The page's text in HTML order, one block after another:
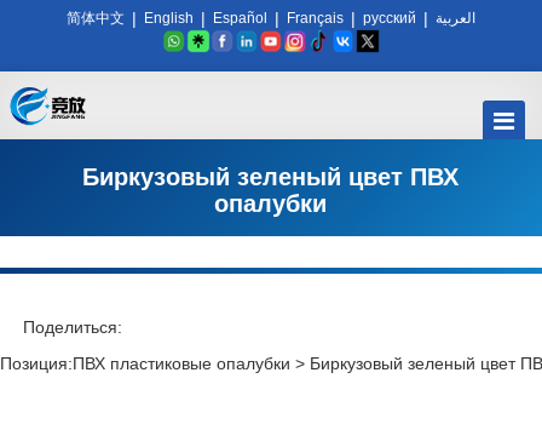
简体中文 | English | Español | Français | русский | العربية
Биркузовый зеленый цвет ПВХ
опалубки
Поделиться:
Позиция:ПВХ пластиковые опалубки > Биркузовый зеленый цвет